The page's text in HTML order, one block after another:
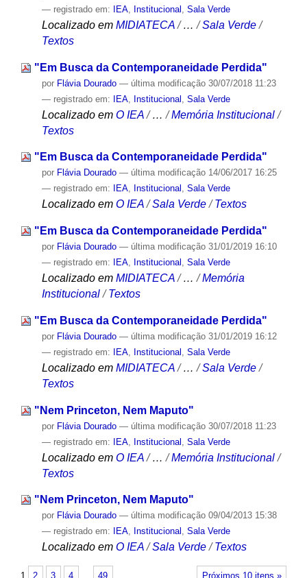
— registrado em:
IEA, Institucional , Sala Verde
Localizado em MIDIATECA /…/Sala Verde /
Textos
"Em Busca da Contemporaneidade Perdida"
por Flávia Dourado — última modificação30/07/2018 11:23
— registrado em: IEA, Institucional Sala Verde
Localizado em O IEA /…/Memória Institucional /
Textos
"Em Busca da Contemporaneidade Perdida"
por Flávia Dourado — última modificação14/06/2017 16:25
— registrado em:
IEA, Institucional , Sala Verde
Localizado em O IEA /Sala Verde / Textos
"Em Busca da Contemporaneidade Perdida"
por Flávia Dourado — última modificação31/01/2019 16:10
— registrado em:
IEA, Institucional , Sala Verde
Localizado em MIDIATECA /…/Memória
Institucional /Textos
"Em Busca da Contemporaneidade Perdida"
por Flávia Dourado — última modificação31/01/2019 16:12
— registrado em:
IEA, Institucional Sala Verde
Localizado em MIDIATECA /…/Sala Verde /
Textos
"Nem Princeton, Nem Maputo"
por Flávia Dourado — última modificação30/07/2018 11:23
— registrado em: IEA, Institucional Sala Verde
Localizado em O IEA /…/Memória Institucional /
Textos
"Nem Princeton, Nem Maputo"
por Flávia Dourado — última modificação09/04/2013 15:38
— registrado em:
IEA, Institucional , Sala Verde
Localizado em O IEA /Sala Verde /Textos